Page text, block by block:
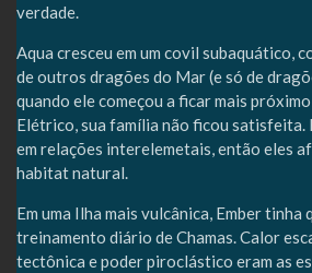
verdade.
Aqua cresceu em um covil subaquático,
de outros dragões do Mar (e só de
quando ele começou a ficar mais
Elétrico, sua família não ficou satisfeita.
em relações interelemetais, então eles
habitat natural.
Em uma Ilha mais vulcânica, Ember tinha
treinamento diário de Chamas. Calor
tectônica e poder piroclástico eram as